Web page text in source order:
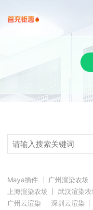
Maya插件 广州渲染农场
上海渲染农场
武汉渲染农
广州云渲染
深圳云渲染